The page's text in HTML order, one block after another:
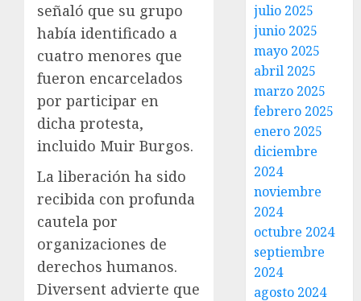
señaló que su grupo
había identificado a
cuatro menores que
fueron encarcelados
por participar en
dicha protesta,
incluido Muir Burgos.
La liberación ha sido
recibida con profunda
cautela por
organizaciones de
derechos humanos.
Diversent advierte que
julio 2025
junio 2025
mayo 2025
abril 2025
marzo 2025
febrero 2025
enero 2025
diciembre
2024
noviembre
2024
octubre 2024
septiembre
2024
agosto 2024